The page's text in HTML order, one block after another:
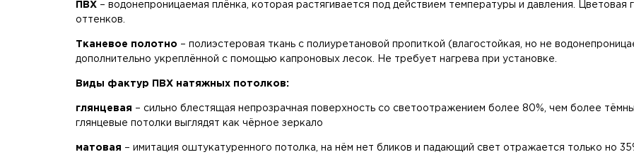
ПВХ – водонепроницаемая плёнка, которая растягивается под действием температуры и давления. Цветовая
оттенков.
Тканевое полотно – полиэстеровая ткань с полиуретановой пропиткой (влагостойкая, но не
дополнительно укреплённой с помощью капроновых лесок. Не требует нагрева при установке.
Виды фактур ПВХ натяжных потолков:
глянцевая – сильно блестящая непрозрачная поверхность со светоотражением более 80%, чем более
глянцевые потолки выглядят как чёрное зеркало
матовая – имитация оштукатуренного потолка, на нём нет бликов и падающий свет отражается только но